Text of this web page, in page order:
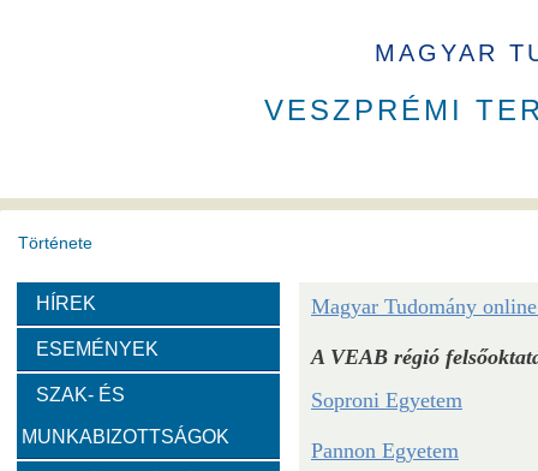
MAGYAR
VESZPRÉMI
Története
A VEAB története Eddigi VEAB elnökök Székház
Díjak
Emlékérem Év Kutatója VEAB Kiemelkedő Ifjú
HÍREK
ESEMÉNYEK
SZAK- ÉS
MUNKABIZOTTSÁGOK
Magyar Tudomány
A VEAB régió
Soproni Egyetem
Pannon Egyetem